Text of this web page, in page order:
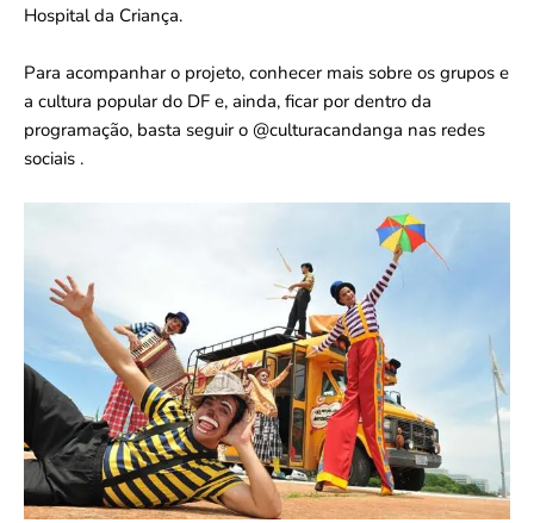
Hospital da Criança.
Para acompanhar o projeto, conhecer mais sobre os grupos e
a cultura popular do DF e, ainda, ficar por dentro da
programação, basta seguir o @culturacandanga nas redes
sociais .